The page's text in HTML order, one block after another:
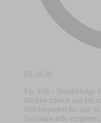
03:10:30
Ep. 418 – Sonderfolge
blicken zurück auf ein
Pflichtspielen für den
Saisonawards